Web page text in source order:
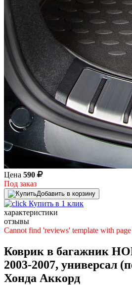
Цена 590
Под заказ
Добавить в корзину
Купить в 1 клик
характеристики
отзывы
Cannot find 'reviews' template with
Коврик в багажник
2003-2007, универсал
Хонда Аккорд